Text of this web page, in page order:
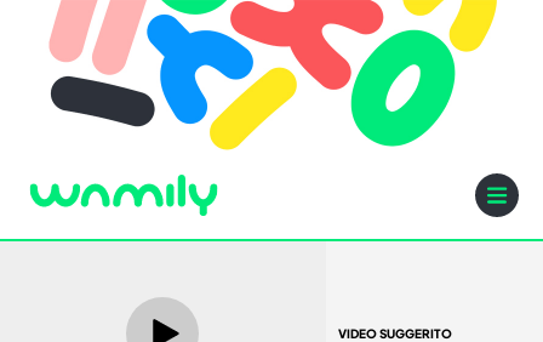
VIDEO SUGGERITO